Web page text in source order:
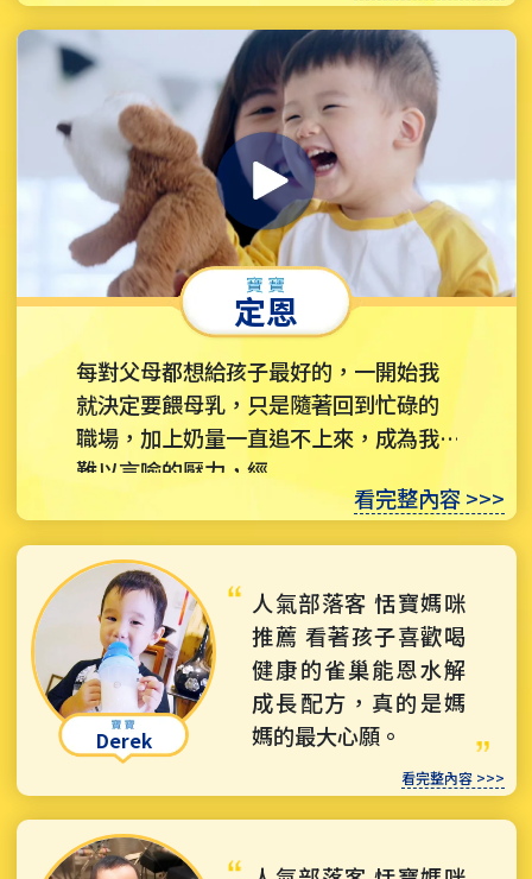
定恩
每對父母都想給孩子最好的，一開始我
就決定要餵母乳，只是隨著回到忙碌的
職場，加上奶量一直追不上來，成為我
難以言喻的壓力，經...
看完整內容 >>>
Derek
人氣部落客 恬寶媽咪
推薦 看著孩子喜歡喝
健康的雀巢能恩水解
成長配方，真的是媽
媽的最大心願。
看完整內容 >>>